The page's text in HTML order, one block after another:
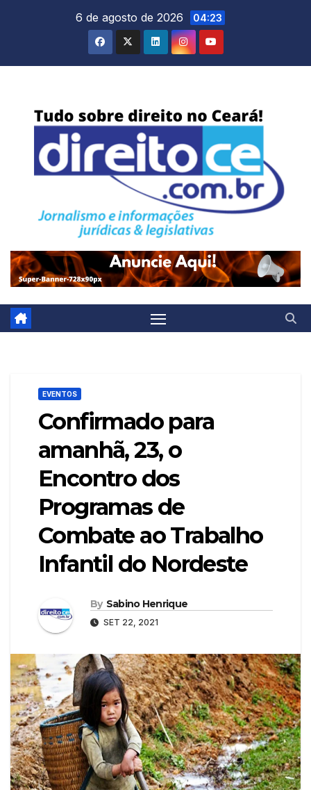
6 de agosto de 2026 04:23
EVENTOS
Confirmado para
amanhã, 23, o
Encontro dos
Programas de
Combate ao Trabalho
Infantil do Nordeste
By Sabino Henrique
SET 22, 2021